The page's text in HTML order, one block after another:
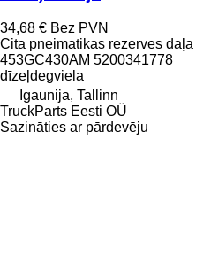
34,68 € Bez PVN
Cita pneimatikas rezerves daļa
453GC430AM 5200341778
dīzeļdegviela
Igaunija, Tallinn
TruckParts Eesti OÜ
Sazināties ar pārdevēju